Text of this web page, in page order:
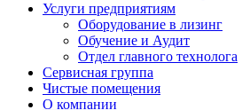
Услуги предприятиям
Оборудование в лизинг
Обучение и Аудит
Отдел главного технолога
Сервисная группа
Чистые помещения
О компании